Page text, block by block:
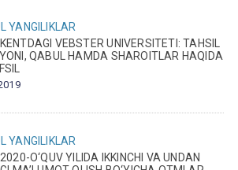
YANGILIKLAR
VEBSTER UNIVERSITETI: TAHSIL
QABUL HAMDA SHAROITLAR HAQIDA
YANGILIKLAR
O‘QUV YILIDA IKKINCHI VA UNDAN